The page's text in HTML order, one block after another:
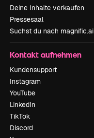
Deine Inhalte verkaufen
Pressesaal
Suchst du nach magnific.ai
Kontakt aufnehmen
Kundensupport
Instagram
YouTube
LinkedIn
TikTok
Discord